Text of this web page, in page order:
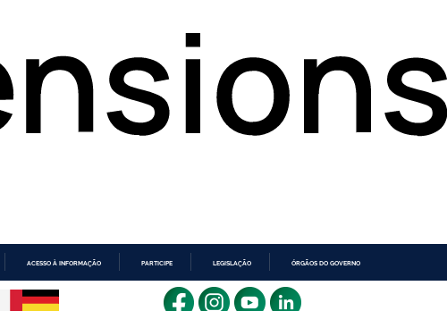
ACESSO À INFORMAÇÃO PARTICIPE LEGISLAÇÃO ÓRGÃOS DO GOVERNO